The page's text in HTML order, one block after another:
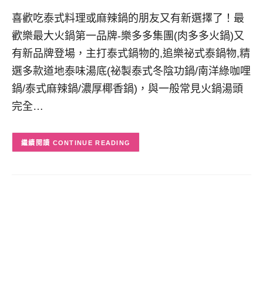
喜歡吃泰式料理或麻辣鍋的朋友又有新選擇了！最
歡樂最大火鍋第一品牌-樂多多集團(肉多多火鍋)又
有新品牌登場，主打泰式鍋物的,追樂祕式泰鍋物,精
選多款道地泰味湯底(祕製泰式冬陰功鍋/南洋綠咖哩
鍋/泰式麻辣鍋/濃厚椰香鍋)，與一般常見火鍋湯頭
完全…
CONTINUE READING